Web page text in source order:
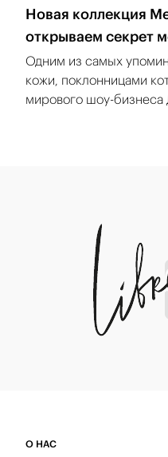
Новая коллекция
открываем секрет
Одним из самых
кожи, поклонницами
мирового шоу-
О НАС